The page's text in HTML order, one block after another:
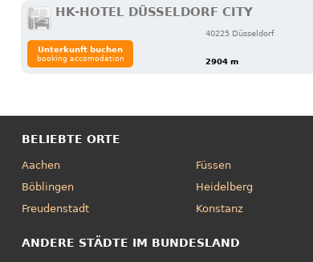
HK-HOTEL DÜSSELDORF CITY
40225 Düsseldorf
2904 m
Unterkunft buchen
booking accomodation
BELIEBTE ORTE
Aachen
Böblingen
Freudenstadt
Füssen
Heidelberg
Konstanz
ANDERE STÄDTE IM BUNDESLAND